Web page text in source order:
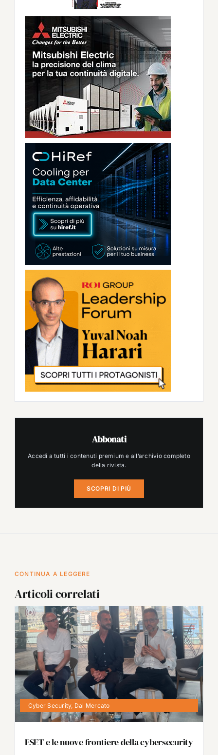
Abbonati
Accedi a tutti i contenuti premium e all’archivio completo
della rivista.
SCOPRI DI PIÙ
CONTINUA A LEGGERE
Articoli correlati
Cyber Security, Dal Mercato
ESET e le nuove frontiere della cybersecurity